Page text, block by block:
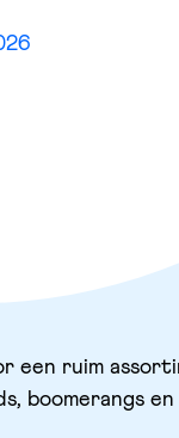
een ruim
boomerangs en